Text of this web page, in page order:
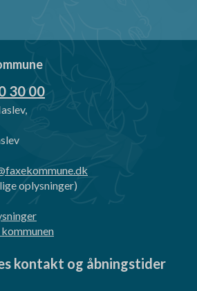
30 00
oplysninger)
kontakt og åbningstider